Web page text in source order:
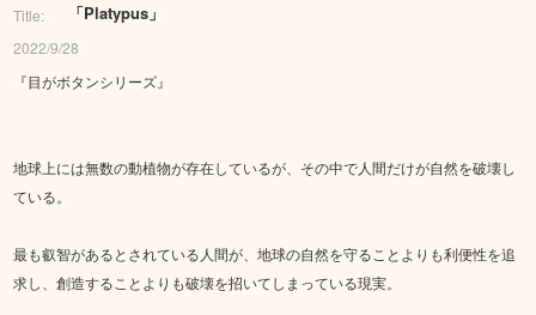
Title: 「Platypus」
2022/9/28
『目がボタンシリーズ』
地球上には無数の動植物が存在しているが、その中で人間だけが自然を破壊し
ている。
最も叡智があるとされている人間が、地球の自然を守ることよりも利便性を追
求し、創造することよりも破壊を招いてしまっている現実。